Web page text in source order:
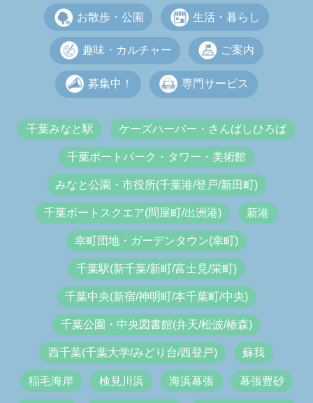
お散歩・公園 生活・暮らし
趣味・カルチャー ご案内
募集中！ 専門サービス
千葉みなと駅 ケーズハーバー・さんばしひろば
千葉ポートパーク・タワー・美術館
みなと公園・市役所(千葉港/登戸/新田町)
千葉ポートスクエア(問屋町/出洲港) 新港
幸町団地・ガーデンタウン(幸町)
千葉駅(新千葉/新町/富士見/栄町)
千葉中央(新宿/神明町/本千葉町/中央)
千葉公園・中央図書館(弁天/松波/椿森)
西千葉(千葉大学/みどり台/西登戸) 蘇我
稲毛海岸 検見川浜 海浜幕張 幕張豊砂